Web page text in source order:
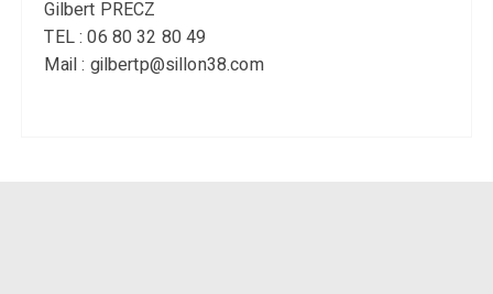
Gilbert PRECZ
TEL : 06 80 32 80 49
Mail : gilbertp@sillon38.com